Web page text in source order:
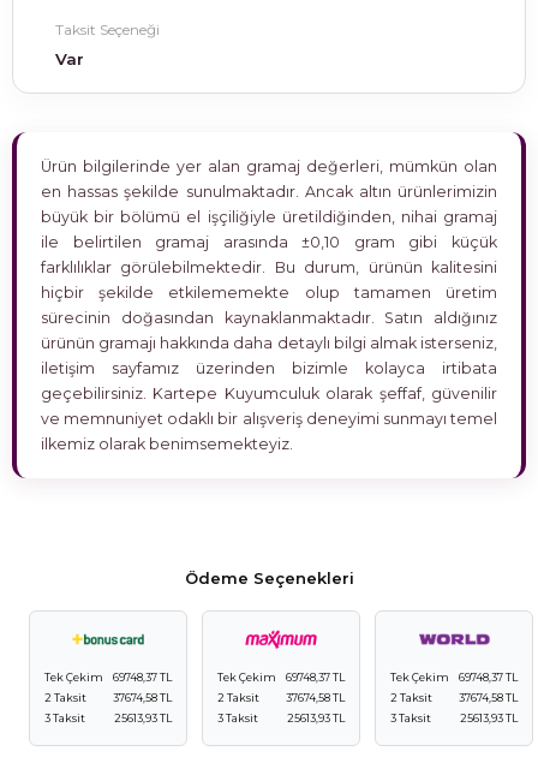
Taksit Seçeneği
Var
Ürün bilgilerinde yer alan gramaj değerleri, mümkün olan
en hassas şekilde sunulmaktadır. Ancak altın ürünlerimizin
büyük bir bölümü el işçiliğiyle üretildiğinden, nihai gramaj
ile belirtilen gramaj arasında ±0,10 gram gibi küçük
farklılıklar görülebilmektedir. Bu durum, ürünün kalitesini
hiçbir şekilde etkilememekte olup tamamen üretim
sürecinin doğasından kaynaklanmaktadır. Satın aldığınız
ürünün gramajı hakkında daha detaylı bilgi almak isterseniz,
iletişim sayfamız üzerinden bizimle kolayca irtibata
geçebilirsiniz. Kartepe Kuyumculuk olarak şeffaf, güvenilir
ve memnuniyet odaklı bir alışveriş deneyimi sunmayı temel
ilkemiz olarak benimsemekteyiz.
Ödeme Seçenekleri
Tek Çekim
69748,37 TL
2 Taksit
37674,58 TL
3 Taksit
25613,93 TL
Tek Çekim
69748,37 TL
2 Taksit
37674,58 TL
3 Taksit
25613,93 TL
Tek Çekim
69748,37 TL
2 Taksit
37674,58 TL
3 Taksit
25613,93 TL